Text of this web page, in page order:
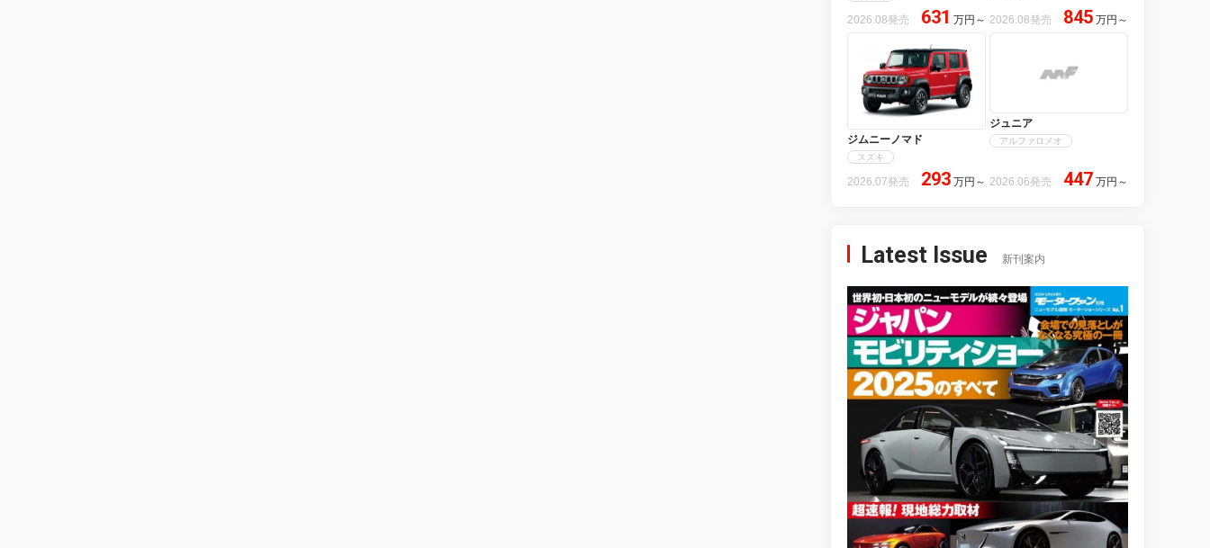
2026.08発売 631 万円 ～ 2026.08発売 845 万円 ～
ジムニーノマド
スズキ
2026.07発売 293 万円 ～
ジュニア
アルファロメオ
2026.06発売 447 万円 ～
Latest Issue 新刊案内